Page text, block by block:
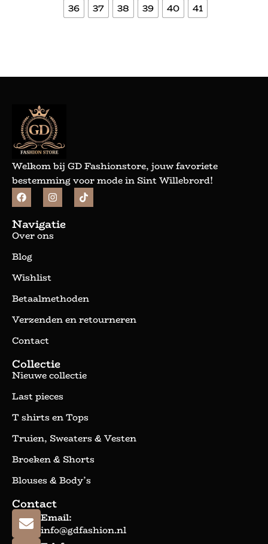
36
37 38 39 40 41
Welkom bij GD Fashionstore, jouw favoriete
bestemming voor mode in Sint Willebrord!
Navigatie
Over ons
Blog
Wishlist
Betaalmethoden
Verzenden en retourneren
Contact
Collectie
Nieuwe collectie
Last pieces
T shirts en Tops
Truien, Sweaters & Vesten
Broeken & Shorts
Blouses & Body’s
Contact
Email:
info@gdfashion.nl